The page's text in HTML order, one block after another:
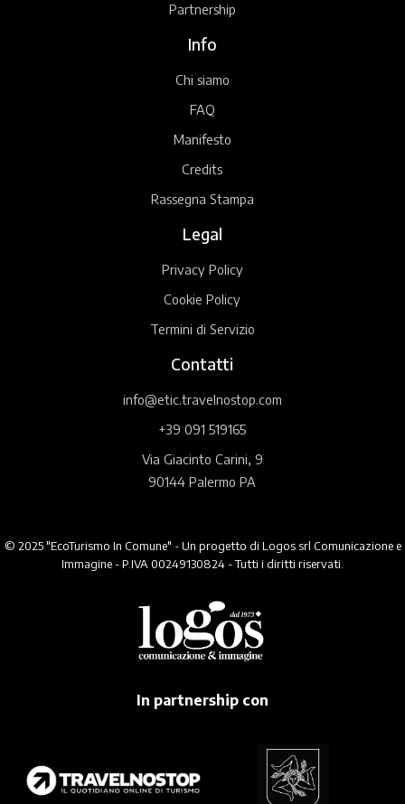
Partnership
Info
Chi siamo
FAQ
Manifesto
Credits
Rassegna Stampa
Legal
Privacy Policy
Cookie Policy
Termini di Servizio
Contatti
info@etic.travelnostop.com
+39 091 519165
Via Giacinto Carini, 9
90144 Palermo PA
© 2025 "EcoTurismo In Comune" - Un progetto di Logos srl Comunicazione e
Immagine - P.IVA 00249130824 - Tutti i diritti riservati.
In partnership con